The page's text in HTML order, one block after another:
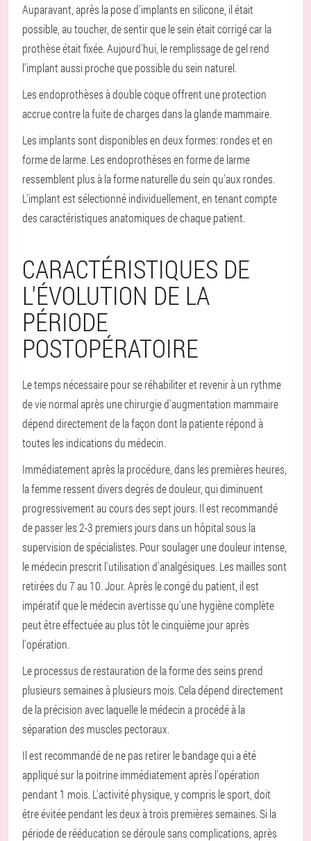
Auparavant, après la pose d'implants en silicone, il était
possible, au toucher, de sentir que le sein était corrigé car la
prothèse était fixée. Aujourd'hui, le remplissage de gel rend
l'implant aussi proche que possible du sein naturel.
Les endoprothèses à double coque offrent une protection
accrue contre la fuite de charges dans la glande mammaire.
Les implants sont disponibles en deux formes: rondes et en
forme de larme. Les endoprothèses en forme de larme
ressemblent plus à la forme naturelle du sein qu'aux rondes.
L'implant est sélectionné individuellement, en tenant compte
des caractéristiques anatomiques de chaque patient.
CARACTÉRISTIQUES DE
L'ÉVOLUTION DE LA
PÉRIODE
POSTOPÉRATOIRE
Le temps nécessaire pour se réhabiliter et revenir à un rythme
de vie normal après une chirurgie d'augmentation mammaire
dépend directement de la façon dont la patiente répond à
toutes les indications du médecin.
Immédiatement après la procédure, dans les premières heures,
la femme ressent divers degrés de douleur, qui diminuent
progressivement au cours des sept jours. Il est recommandé
de passer les 2-3 premiers jours dans un hôpital sous la
supervision de spécialistes. Pour soulager une douleur intense,
le médecin prescrit l'utilisation d'analgésiques. Les mailles sont
retirées du 7 au 10. Jour. Après le congé du patient, il est
impératif que le médecin avertisse qu'une hygiène complète
peut être effectuée au plus tôt le cinquième jour après
l'opération.
Le processus de restauration de la forme des seins prend
plusieurs semaines à plusieurs mois. Cela dépend directement
de la précision avec laquelle le médecin a procédé à la
séparation des muscles pectoraux.
Il est recommandé de ne pas retirer le bandage qui a été
appliqué sur la poitrine immédiatement après l'opération
pendant 1 mois. L'activité physique, y compris le sport, doit
être évitée pendant les deux à trois premières semaines. Si la
période de rééducation se déroule sans complications, après